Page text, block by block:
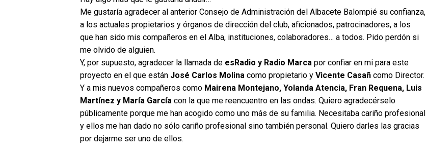
Me gustaría agradecer al anterior Consejo de Administración del Albacete Balompié su confianza,
a los actuales propietarios y órganos de dirección del club, aficionados, patrocinadores, a los
que han sido mis compañeros en el Alba, instituciones, colaboradores… a todos. Pido perdón si
me olvido de alguien.
Y, por supuesto, agradecer la llamada de esRadio y Radio Marca por confiar en mi para este
proyecto en el que están José Carlos Molina como propietario y Vicente Casañ como Director.
Y a mis nuevos compañeros como Mairena Montejano, Yolanda Atencia, Fran Requena, Luis
Martínez y María García con la que me reencuentro en las ondas. Quiero agradecérselo
públicamente porque me han acogido como uno más de su familia. Necesitaba cariño profesional
y ellos me han dado no sólo cariño profesional sino también personal. Quiero darles las gracias
por dejarme ser uno de ellos.